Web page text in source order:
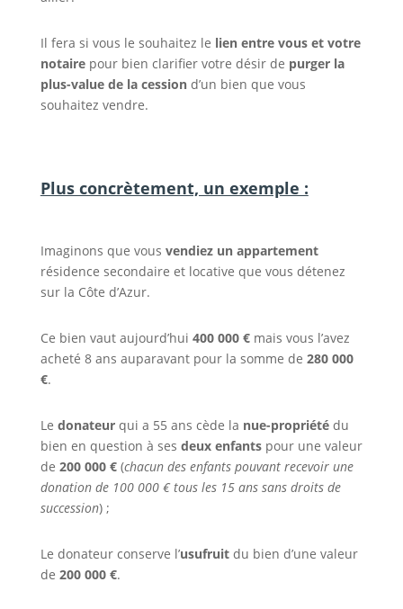
Il fera si vous le souhaitez le lien entre vous et votre
notaire pour bien clarifier votre désir de purger la
plus-value de la cession d’un bien que vous
souhaitez vendre.
Plus concrètement, un exemple :
Imaginons que vous vendiez un appartement
résidence secondaire et locative que vous détenez
sur la Côte d’Azur.
Ce bien vaut aujourd’hui 400 000 € mais vous l’avez
acheté 8 ans auparavant pour la somme de 280 000
€.
Le donateurqui a 55 ans cède la nue-propriétédu
bien en question à ses deux enfantspour une valeur
de 200 000 €(chacun des enfants pouvant recevoir une
donation de 100 000 € tous les 15 ans sans droits de
succession) ;
Le donateur conserve l’usufruitdu bien d’une valeur
de 200 000 €.